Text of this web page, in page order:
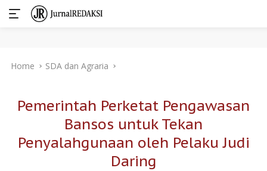
Home SDA dan Agraria
Pemerintah Perketat Pengawasan
Bansos untuk Tekan
Penyalahgunaan oleh Pelaku Judi
Daring